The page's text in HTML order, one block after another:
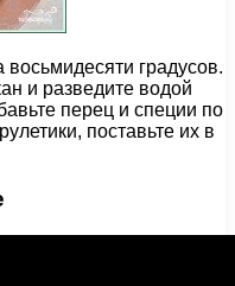
градусов.
и разведите водой
перец и специи по
поставьте их в